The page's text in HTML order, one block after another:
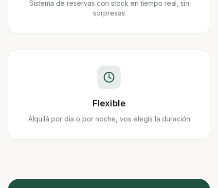
Sistema de reservas con stock en tiempo real, sin
sorpresas
Flexible
Alquilá por día o por noche, vos elegís la duración